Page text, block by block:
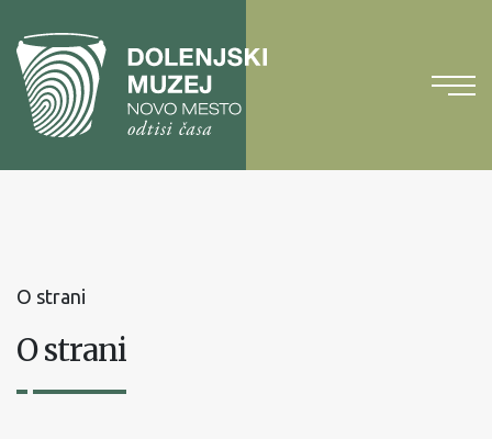
vsebinoNa
glavni
meni
O strani
O strani